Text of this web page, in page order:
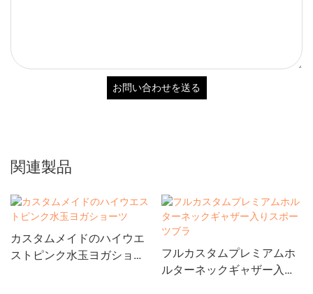
お問い合わせを送る
関連製品
カスタムメイドのハイウエ
ストピンク水玉ヨガショー
フルカスタムプレミアムホ
ルターネックギャザー入り